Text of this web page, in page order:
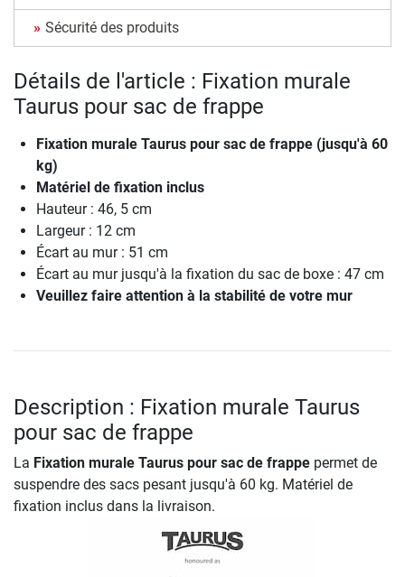
Sécurité des produits
Détails de l'article : Fixation murale
Taurus pour sac de frappe
Fixation murale Taurus pour sac de frappe (jusqu'à 60
kg)
Matériel de fixation inclus
Hauteur : 46, 5 cm
Largeur : 12 cm
Écart au mur : 51 cm
Écart au mur jusqu'à la fixation du sac de boxe : 47 cm
Veuillez faire attention à la stabilité de votre mur
Description : Fixation murale Taurus
pour sac de frappe
La Fixation murale Taurus pour sac de frappe permet de
suspendre des sacs pesant jusqu'à 60 kg. Matériel de
fixation inclus dans la livraison.